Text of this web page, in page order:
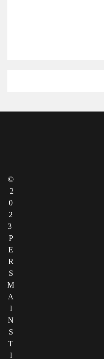
©
2
0
2
3
P
E
R
S
M
A
I
N
S
T
I